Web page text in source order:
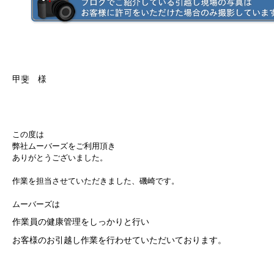
甲斐 様
この度は
弊社ムーバーズをご利用頂き
ありがとうございました。
作業を担当させていただきました、磯崎です。
ムーバーズは
作業員の健康管理をしっかりと行い
お客様のお引越し作業を行わせていただいております。